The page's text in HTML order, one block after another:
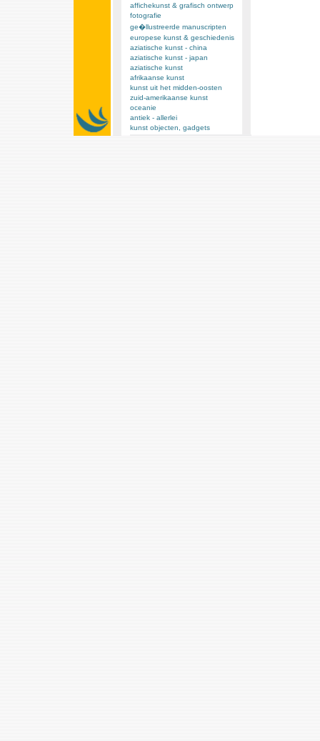
affichekunst & grafisch ontwerp
fotografie
ge�llustreerde manuscripten
europese kunst & geschiedenis
aziatische kunst - china
aziatische kunst - japan
aziatische kunst
afrikaanse kunst
kunst uit het midden-oosten
zuid-amerikaanse kunst
oceanie
antiek - allerlei
kunst objecten, gadgets